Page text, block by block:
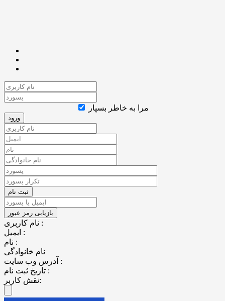
مرا به خاطر بسپار
نام کاربری :
ایمیل :
نام :
نام خانوادگی
آدرس وب سایت :
تاریخ ثبت نام :
نقش کاربر: